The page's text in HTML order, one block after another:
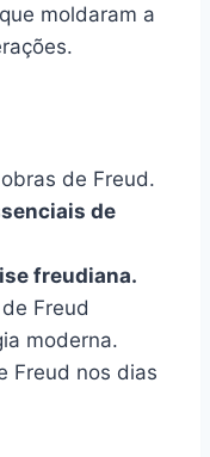
moldaram a
de Freud.
de
freudiana.
Freud
moderna.
Freud nos dias